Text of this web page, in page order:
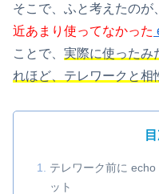
そこで、ふと考えたのが
近あまり使ってなかった
ことで、 実際に使ったみ
れほど、テレワークと相
テレワーク前に
ット